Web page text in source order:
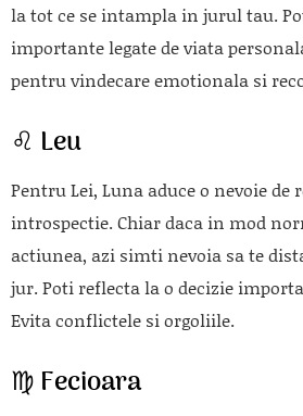
la tot ce se intampla in jurul tau.
importante legate de viata
pentru vindecare emotionala si
♌ Leu
Pentru Lei, Luna aduce o nevoie de
introspectie. Chiar daca in mod
actiunea, azi simti nevoia sa te
jur. Poti reflecta la o decizie
Evita conflictele si orgoliile.
♍ Fecioara